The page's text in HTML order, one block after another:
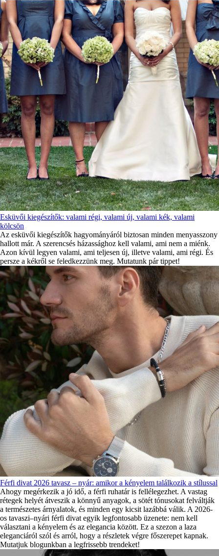
Esküvői kiegészítők: valami régi, valami új, valami kék, valami
kölcsön
Az esküvői kiegészítők hagyományáról biztosan minden menyasszony
hallott már. A szerencsés házassághoz kell valami, ami nem a miénk.
Azon kívül legyen valami, ami teljesen új, illetve valami, ami régi. És
persze a kékről se feledkezzünk meg. Mutatunk pár tippet!
Férfi divat 2026 tavasz – nyár: amikor a kényelem találkozik a stílussal
Ahogy megérkezik a jó idő, a férfi ruhatár is fellélegezhet. A vastag
rétegek helyét átveszik a könnyű anyagok, a sötét tónusokat felváltják
a természetes árnyalatok, és minden egy kicsit lazábbá válik. A 2026-
os tavaszi–nyári férfi divat egyik legfontosabb üzenete: nem kell
választani a kényelem és az elegancia között. Ez a szezon a laza
eleganciáról szól és arról, hogy a részletek végre főszerepet kapnak.
Mutatjuk blogunkban a legfrissebb trendeket!